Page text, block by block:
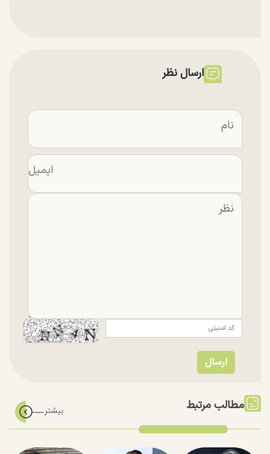
ارسال نظر
مطالب مرتبط